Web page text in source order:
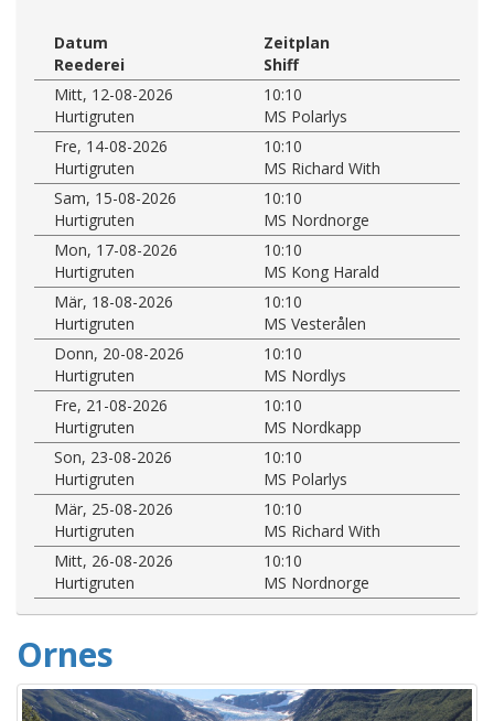
Datum
Zeitplan
Reederei
Shiff
Mitt, 12-08-2026
10:10
Hurtigruten
MS Polarlys
Fre, 14-08-2026
10:10
Hurtigruten
MS Richard With
Sam, 15-08-2026
10:10
Hurtigruten
MS Nordnorge
Mon, 17-08-2026
10:10
Hurtigruten
MS Kong Harald
Mär, 18-08-2026
10:10
Hurtigruten
MS Vesterålen
Donn, 20-08-2026
10:10
Hurtigruten
MS Nordlys
Fre, 21-08-2026
10:10
Hurtigruten
MS Nordkapp
Son, 23-08-2026
10:10
Hurtigruten
MS Polarlys
Mär, 25-08-2026
10:10
Hurtigruten
MS Richard With
Mitt, 26-08-2026
10:10
Hurtigruten
MS Nordnorge
Ornes